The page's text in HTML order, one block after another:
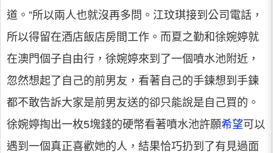
道。”所以兩人也就沒再多問。江玟琪接到公司電話，
所以得留在酒店飯店房間工作。而夏之勤和徐婉婷就
在澳門個子自由行，徐婉婷來到了一個噴水池附近，
忽然想起了自己的前男友，看著自己的手鍊想到手鍊
都不敢告訴大家是前男友送的卻只能說是自己買的。
徐婉婷掏出一枚5塊錢的硬幣看著噴水池許願希望可以
遇到一個真正喜歡她的人，結果恰巧扔到了有見過面